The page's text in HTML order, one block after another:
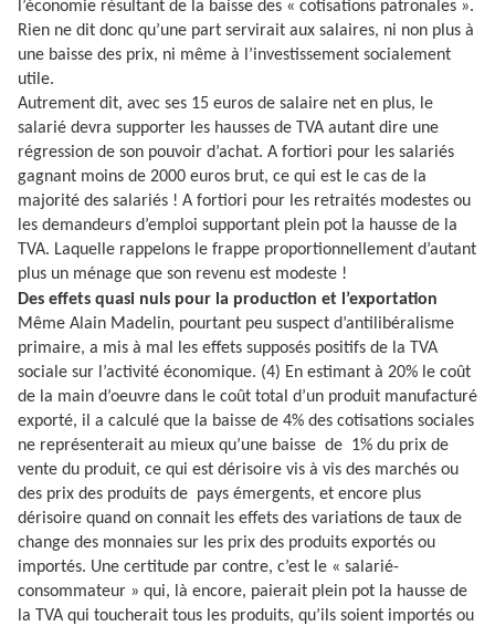
l’économie résultant de la baisse des « cotisations patronales ».
Rien ne dit donc qu’une part servirait aux salaires, ni non plus à
une baisse des prix, ni même à l’investissement socialement
utile.
Autrement dit, avec ses 15 euros de salaire net en plus, le
salarié devra supporter les hausses de TVA autant dire une
régression de son pouvoir d’achat. A fortiori pour les salariés
gagnant moins de 2000 euros brut, ce qui est le cas de la
majorité des salariés ! A fortiori pour les retraités modestes ou
les demandeurs d’emploi supportant plein pot la hausse de la
TVA. Laquelle rappelons le frappe proportionnellement d’autant
plus un ménage que son revenu est modeste !
Des effets quasi nuls pour la production et l’exportation
Même Alain Madelin, pourtant peu suspect d’antilibéralisme
primaire, a mis à mal les effets supposés positifs de la TVA
sociale sur l’activité économique. (4) En estimant à 20% le coût
de la main d’oeuvre dans le coût total d’un produit manufacturé
exporté, il a calculé que la baisse de 4% des cotisations sociales
ne représenterait au mieux qu’une baisse de 1% du prix de
vente du produit, ce qui est dérisoire vis à vis des marchés ou
des prix des produits de pays émergents, et encore plus
dérisoire quand on connait les effets des variations de taux de
change des monnaies sur les prix des produits exportés ou
importés. Une certitude par contre, c’est le « salarié-
consommateur » qui, là encore, paierait plein pot la hausse de
la TVA qui toucherait tous les produits, qu’ils soient importés ou